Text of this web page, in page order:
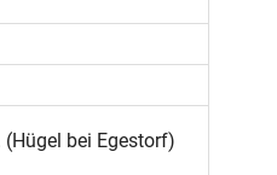
(Hügel bei Egestorf)